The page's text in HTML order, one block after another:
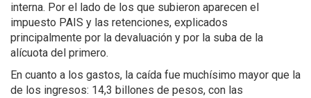
interna. Por el lado de los que subieron aparecen el
impuesto PAIS y las retenciones, explicados
principalmente por la devaluación y por la suba de la
alícuota del primero.
En cuanto a los gastos, la caída fue muchísimo mayor que la
de los ingresos: 14,3 billones de pesos, con las